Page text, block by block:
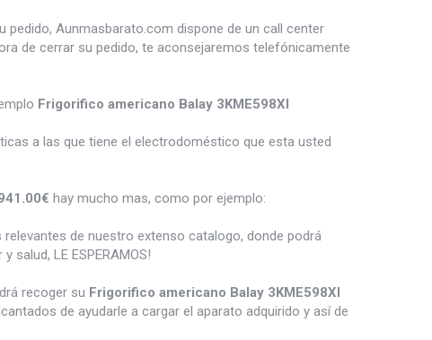
Aunmasbarato.com dispone de un call center
de cerrar su pedido, te aconsejaremos telefónicamente
Frigorifico americano Balay 3KME598XI
a las que tiene el electrodoméstico que esta usted
hay mucho mas, como por ejemplo:
de nuestro extenso catalogo, donde podrá
LE ESPERAMOS!
recoger su Frigorifico americano Balay 3KME598XI
de ayudarle a cargar el aparato adquirido y así de